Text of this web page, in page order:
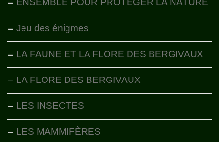
ENSEMBLE POUR PROTÉGER LA NATURE
Jeu des énigmes
LA FAUNE ET LA FLORE DES BERGIVAUX
LA FLORE DES BERGIVAUX
LES INSECTES
LES MAMMIFÈRES